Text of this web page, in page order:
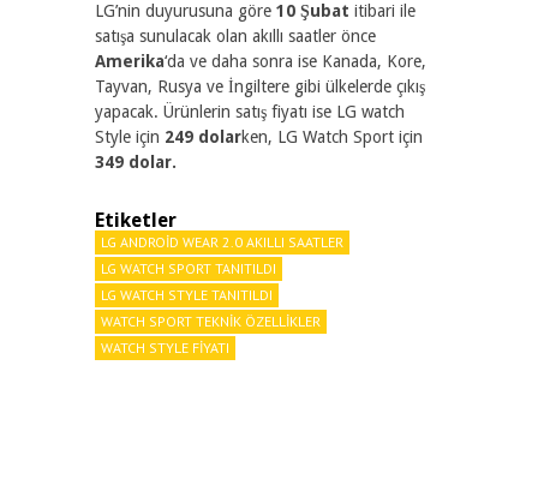
LG’nin duyurusuna göre 10 Şubat itibari ile
satışa sunulacak olan akıllı saatler önce
Amerika‘da ve daha sonra ise Kanada, Kore,
Tayvan, Rusya ve İngiltere gibi ülkelerde çıkış
yapacak. Ürünlerin satış fiyatı ise LG watch
Style için 249 dolarken, LG Watch Sport için
349 dolar.
Etiketler
LG ANDROID WEAR 2.0 AKILLI SAATLER
LG WATCH SPORT TANITILDI
LG WATCH STYLE TANITILDI
WATCH SPORT TEKNIK ÖZELLIKLER
WATCH STYLE FIYATI